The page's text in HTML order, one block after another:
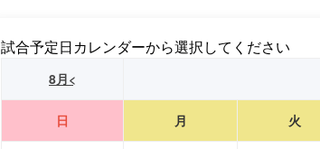
試合予定日カレンダーから選択してください
8月<
日 月 火